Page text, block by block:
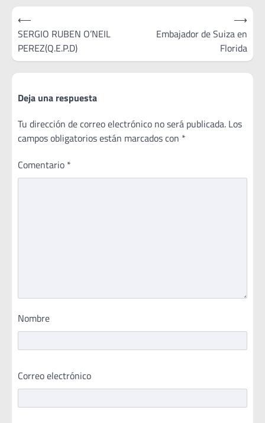
Navegación
de
entradas
⟵
SERGIO RUBEN O’NEIL
PEREZ(Q.E.P.D)
Embajador de Suiza en
Florida
⟶
Deja una respuesta
Tu dirección de correo electrónico no será publicada. Los
campos obligatorios están marcados con *
Comentario *
Nombre
Correo electrónico